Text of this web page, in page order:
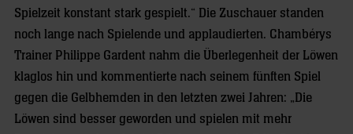
Spielzeit konstant stark gespielt.“ Die Zuschauer standen
noch lange nach Spielende und applaudierten. Chambérys
Trainer Philippe Gardent nahm die Überlegenheit der Löwen
klaglos hin und kommentierte nach seinem fünften Spiel
gegen die Gelbhemden in den letzten zwei Jahren: „Die
Löwen sind besser geworden und spielen mit mehr